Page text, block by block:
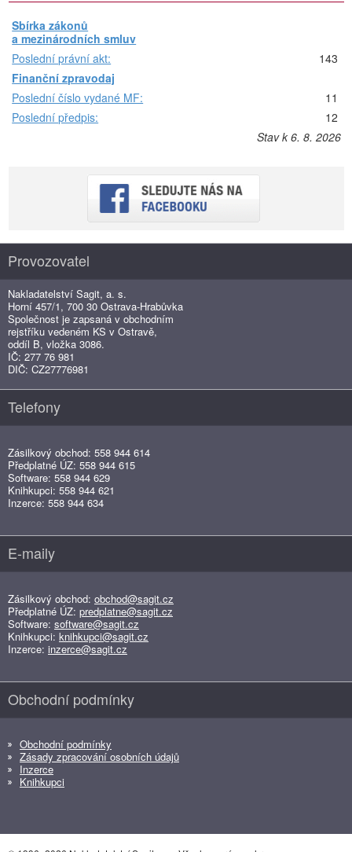
Sbírka zákonů
a mezinárodních smluv
Poslední právní akt:
143
Finanční zpravodaj
Poslední číslo vydané MF:
11
Poslední předpis:
12
Stav k 6. 8. 2026
Provozovatel
Nakladatelství Sagit, a. s.
Horní 457/1, 700 30 Ostrava-Hrabůvka
Společnost je zapsaná v obchodním
rejstříku vedeném KS v Ostravě,
oddíl B, vložka 3086.
IČ: 277 76 981
DIČ: CZ27776981
Telefony
Zásilkový obchod: 558 944 614
Předplatné ÚZ: 558 944 615
Software: 558 944 629
Knihkupci: 558 944 621
Inzerce: 558 944 634
E-maily
Zásilkový obchod: obchod@sagit.cz
Předplatné ÚZ: predplatne@sagit.cz
Software: software@sagit.cz
Knihkupci: knihkupci@sagit.cz
Inzerce: inzerce@sagit.cz
Obchodní podmínky
Obchodní podmínky
Zásady zpracování osobních údajů
Inzerce
Knihkupci